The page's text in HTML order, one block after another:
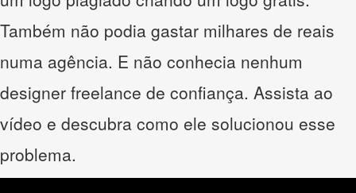
Também não podia gastar milhares de reais
numa agência. E não conhecia nenhum
designer freelance de confiança. Assista ao
vídeo e descubra como ele solucionou esse
problema.